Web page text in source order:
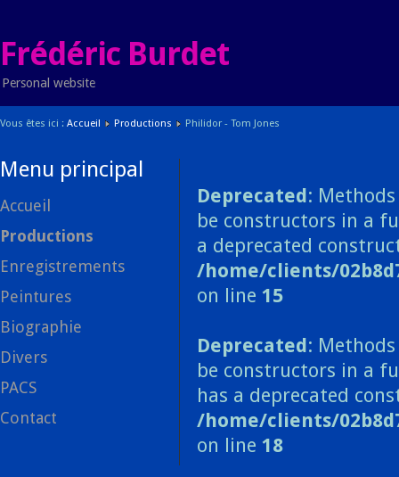
Frédéric Burdet
Personal website
Vous êtes ici : Accueil Productions Philidor - Tom Jones
Menu principal
Accueil
Productions
Enregistrements
Peintures
Biographie
Divers
PACS
Contact
Deprecated:
be constructors in a
a deprecated
/home/clients/
on line 15
Deprecated:
be constructors in a
has a deprecated
/home/clients/
on line 18